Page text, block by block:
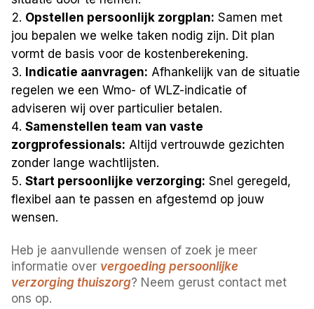
Opstellen persoonlijk zorgplan: Samen met
jou bepalen we welke taken nodig zijn. Dit plan
vormt de basis voor de kostenberekening.
Indicatie aanvragen: Afhankelijk van de situatie
regelen we een Wmo- of WLZ-indicatie of
adviseren wij over particulier betalen.
Samenstellen team van vaste
zorgprofessionals: Altijd vertrouwde gezichten
zonder lange wachtlijsten.
Start persoonlijke verzorging: Snel geregeld,
flexibel aan te passen en afgestemd op jouw
wensen.
Heb je aanvullende wensen of zoek je meer
informatie over vergoeding persoonlijke
verzorging thuiszorg? Neem gerust contact met
ons op.